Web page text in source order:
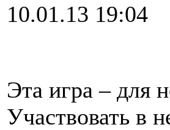
10.01.13 19:04
Эта игра – для
Участвовать в